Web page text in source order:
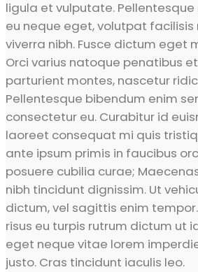
ligula et vulputate. Pellentesque
eu neque eget, volutpat facilisis
viverra nibh. Fusce dictum eget
Orci varius natoque penatibus
parturient montes, nascetur
Pellentesque bibendum enim
consectetur eu. Curabitur id
laoreet consequat mi quis
ante ipsum primis in faucibus
posuere cubilia curae;
nibh tincidunt dignissim. Ut
dictum, vel sagittis enim
risus eu turpis rutrum dictum ut
eget neque vitae lorem
justo. Cras tincidunt iaculis leo.